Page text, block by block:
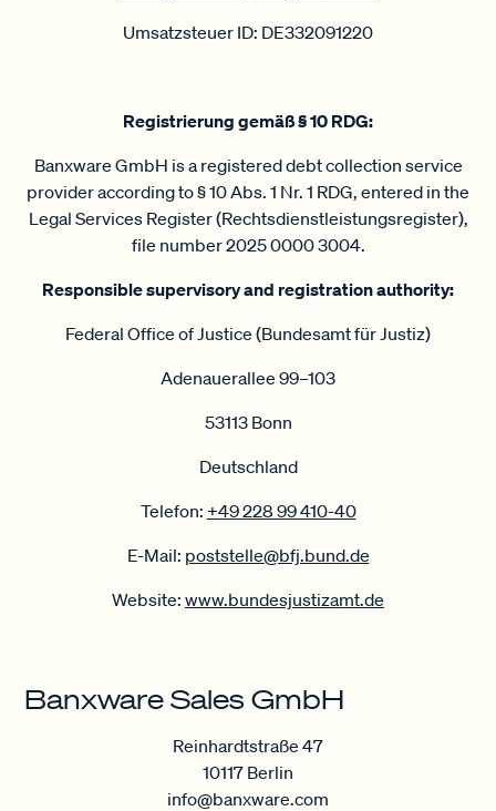
Umsatzsteuer ID: DE332091220
Registrierung gemäß § 10 RDG:
Banxware GmbH is a registered debt collection service
provider according to § 10 Abs. 1 Nr. 1 RDG, entered in the
Legal Services Register (Rechtsdienstleistungsregister),
file number 2025 0000 3004.
Responsible supervisory and registration authority:
Federal Office of Justice (Bundesamt für Justiz)
Adenauerallee 99–103
53113 Bonn
Deutschland
Telefon: +49 228 99 410-40
E-Mail: poststelle@bfj.bund.de
Website: www.bundesjustizamt.de
Banxware Sales GmbH
Reinhardtstraße 47
10117 Berlin
info@banxware.com